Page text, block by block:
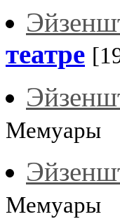
театре
Мемуары
Мемуары